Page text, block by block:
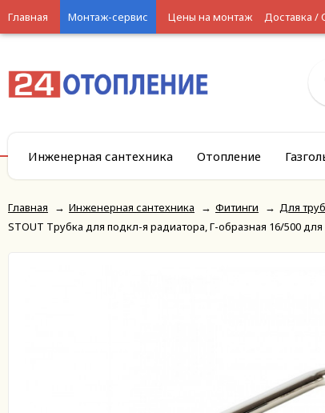
Главная Монтаж-сервис Цены на монтаж Доставка /
Инженерная сантехника Отопление
Главная → Инженерная сантехника → Фитинги → Для
STOUT Трубка для подкл-я радиатора, Г-образная 16/500